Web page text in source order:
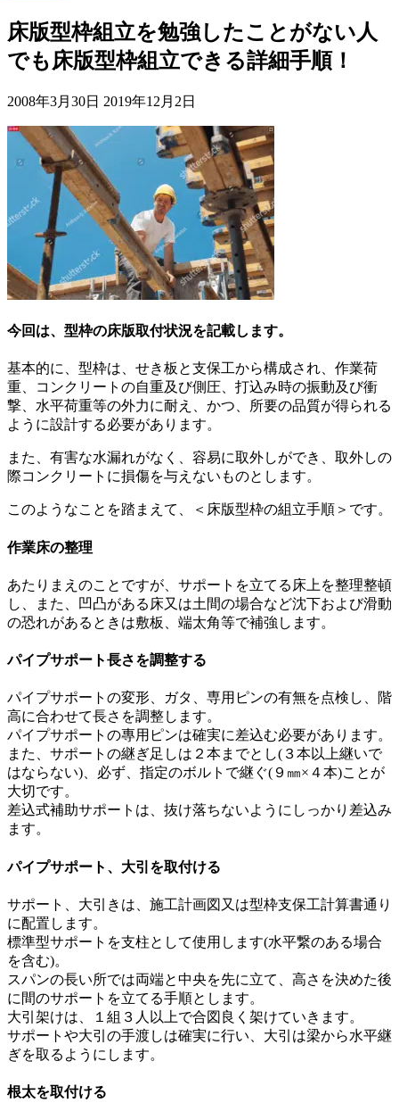
床版型枠組立を勉強したことがない人
でも床版型枠組立できる詳細手順！
2008年3月30日 2019年12月2日
今回は、型枠の床版取付状況を記載します。
基本的に、型枠は、せき板と支保工から構成され、作業荷
重、コンクリートの自重及び側圧、打込み時の振動及び衝
撃、水平荷重等の外力に耐え、かつ、所要の品質が得られる
ように設計する必要があります。
また、有害な水漏れがなく、容易に取外しができ、取外しの
際コンクリートに損傷を与えないものとします。
このようなことを踏まえて、＜床版型枠の組立手順＞です。
作業床の整理
あたりまえのことですが、サポートを立てる床上を整理整頓
し、また、凹凸がある床又は土間の場合など沈下および滑動
の恐れがあるときは敷板、端太角等で補強します。
パイプサポート長さを調整する
パイプサポートの変形、ガタ、専用ピンの有無を点検し、階
高に合わせて長さを調整します。
パイプサポートの專用ピンは確実に差込む必要があります。
また、サポートの継ぎ足しは２本までとし(３本以上継いで
はならない)、必ず、指定のボルトで継ぐ(９㎜×４本)ことが
大切です。
差込式補助サポートは、抜け落ちないようにしっかり差込み
ます。
パイプサポート、大引を取付ける
サポート、大引きは、施工計画図又は型枠支保工計算書通り
に配置します。
標準型サポートを支柱として使用します(水平繋のある場合
を含む)。
スパンの長い所では両端と中央を先に立て、高さを決めた後
に間のサポートを立てる手順とします。
大引架けは、１組３人以上で合図良く架けていきます。
サポートや大引の手渡しは確実に行い、大引は梁から水平継
ぎを取るようにします。
根太を取付ける